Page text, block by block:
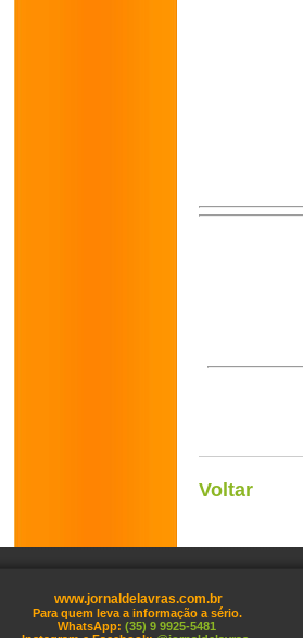
Voltar
www.jornaldelavras.com.br
Para quem leva a informação a sério.
WhatsApp: (35) 9 9925-5481